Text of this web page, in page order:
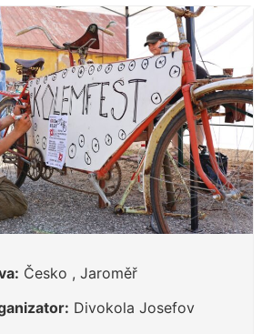
Česko , Jaroměř
Divokola Josefov